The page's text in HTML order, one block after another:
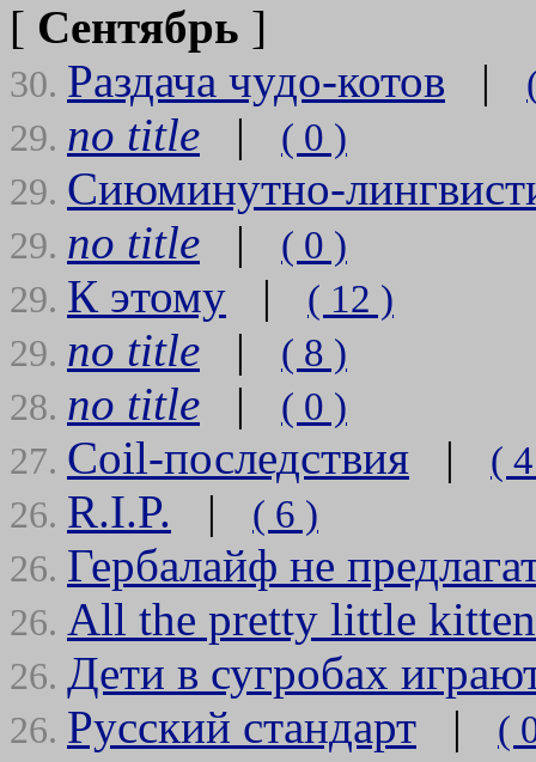
[ Сентябрь ]
30. Раздача чудо-котов |
29. no title | ( 0 )
29. Сиюминутно-
29. no title | ( 0 )
29. К этому | ( 12 )
29. no title | ( 8 )
28. no title | ( 0 )
27. Coil-последствия | (
26. R.I.P. | ( 6 )
26. Гербалайф не
26. All the pretty little
26. Дети в сугробах
26. Русский стандарт | (